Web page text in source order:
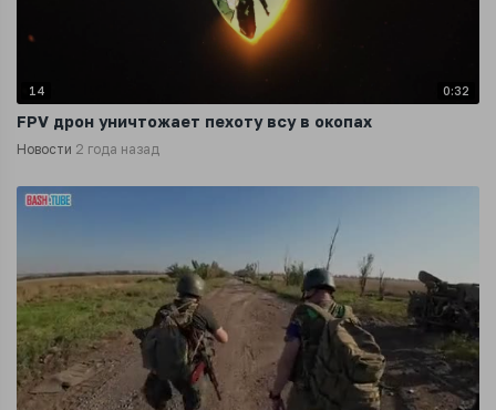
14 0:32
FPV дрон уничтожает пехоту всу в окопах
Новости 2 года назад